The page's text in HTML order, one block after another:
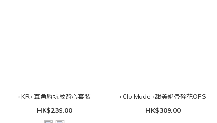
‹ KR › 直角肩坑紋背心套裝
HK$239.00
‹ Clo Made › 甜美綁帶碎花OPS
HK$309.00